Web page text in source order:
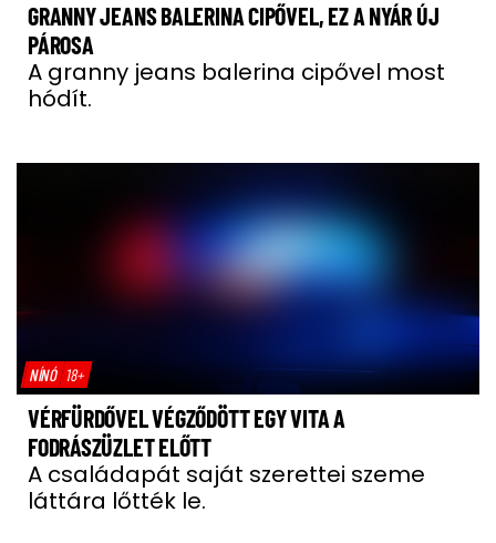
GRANNY JEANS BALERINA CIPŐVEL, EZ A NYÁR ÚJ
PÁROSA
A granny jeans balerina cipővel most
hódít.
NÍNÓ 18+
VÉRFÜRDŐVEL VÉGZŐDÖTT EGY VITA A
FODRÁSZÜZLET ELŐTT
A családapát saját szerettei szeme
láttára lőtték le.